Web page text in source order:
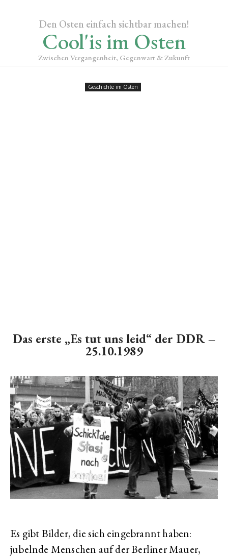
Den Osten einfach sichtbar machen!
Cool'is im Osten
Zwischen Vergangenheit, Gegenwart & Zukunft
Geschichte im Osten
Das erste „Es tut uns leid“ der DDR –
25.10.1989
Es gibt Bilder, die sich eingebrannt haben:
jubelnde Menschen auf der Berliner Mauer,